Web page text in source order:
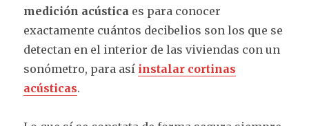
medición acústica es para conocer
exactamente cuántos decibelios son los que se
detectan en el interior de las viviendas con un
sonómetro, para así instalar cortinas
acústicas.